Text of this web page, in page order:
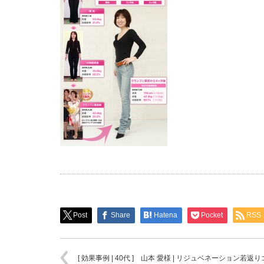
Post Share Hatena Pocket RSS
[ 効果事例 | 40代 ] 山本 愛様 | リジュベネーション若返り